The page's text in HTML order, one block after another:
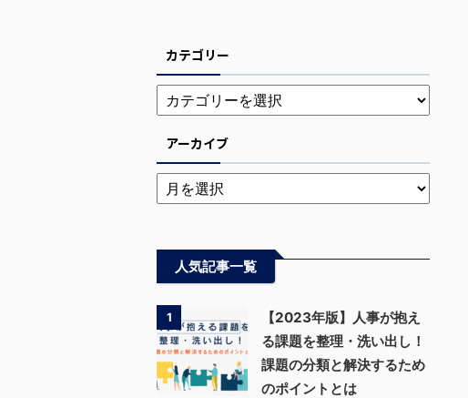
カテゴリー
アーカイブ
人気記事一覧
1
【2023年版】人事が抱え
る課題を整理・洗い出し！
課題の分類と解決するため
のポイントとは